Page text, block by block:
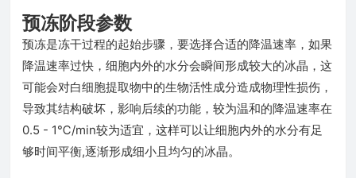
预冻阶段参数
预冻是冻干过程的起始步骤，要选择合适的降温速率，如果
降温速率过快，细胞内外的水分会瞬间形成较大的冰晶，这
可能会对白细胞提取物中的生物活性成分造成物理性损伤，
导致其结构破坏，影响后续的功能，较为温和的降温速率在
0.5 - 1℃/min较为适宜，这样可以让细胞内外的水分有足
够时间平衡,逐渐形成细小且均匀的冰晶。